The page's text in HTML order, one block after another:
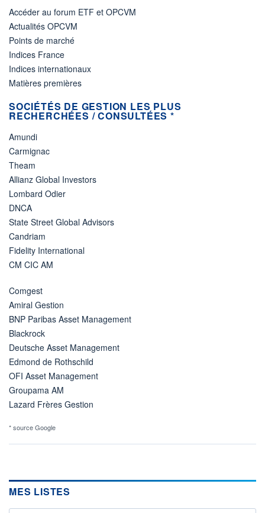
Accéder au forum ETF et OPCVM
Actualités OPCVM
Points de marché
Indices France
Indices internationaux
Matières premières
SOCIÉTÉS DE GESTION LES PLUS
RECHERCHÉES / CONSULTÉES *
Amundi
Carmignac
Theam
Allianz Global Investors
Lombard Odier
DNCA
State Street Global Advisors
Candriam
Fidelity International
CM CIC AM
Comgest
Amiral Gestion
BNP Paribas Asset Management
Blackrock
Deutsche Asset Management
Edmond de Rothschild
OFI Asset Management
Groupama AM
Lazard Frères Gestion
* source Google
MES LISTES